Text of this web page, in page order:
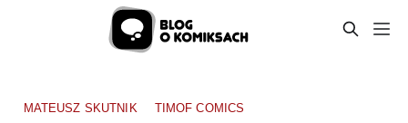
MATEUSZ SKUTNIK TIMOF COMICS